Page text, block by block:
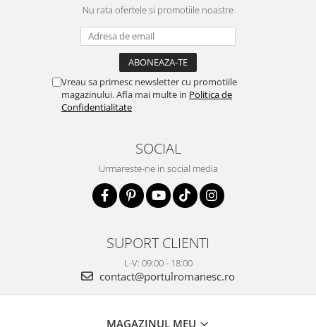
Nu rata ofertele si promotiile noastre
Vreau sa primesc newsletter cu promotiile
magazinului. Afla mai multe in Politica de
Confidentialitate
SOCIAL
Urmareste-ne in social media
SUPORT CLIENTI
L-V: 09:00 - 18:00
contact@portulromanesc.ro
MAGAZINUL MEU